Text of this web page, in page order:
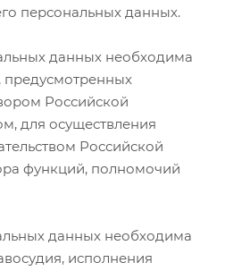
персональных данных.
данных необходима
предусмотренных
Российской
для осуществления
Российской
функций, полномочий
данных необходима
исполнения